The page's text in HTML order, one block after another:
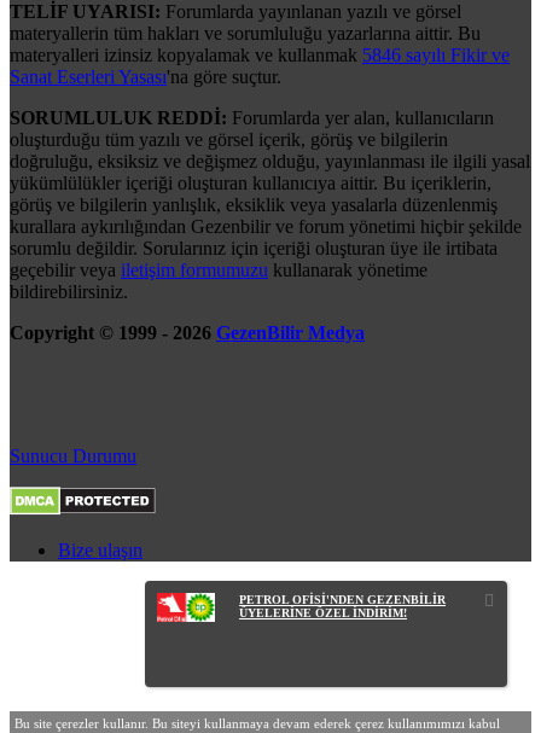
TELİF UYARISI: Forumlarda yayınlanan yazılı ve görsel
materyallerin tüm hakları ve sorumluluğu yazarlarına aittir. Bu
materyalleri izinsiz kopyalamak ve kullanmak 5846 sayılı Fikir ve
Sanat Eserleri Yasası'na göre suçtur.
SORUMLULUK REDDİ: Forumlarda yer alan, kullanıcıların
oluşturduğu tüm yazılı ve görsel içerik, görüş ve bilgilerin
doğruluğu, eksiksiz ve değişmez olduğu, yayınlanması ile ilgili yasal
yükümlülükler içeriği oluşturan kullanıcıya aittir. Bu içeriklerin,
görüş ve bilgilerin yanlışlık, eksiklik veya yasalarla düzenlenmiş
kurallara aykırılığından Gezenbilir ve forum yönetimi hiçbir şekilde
sorumlu değildir. Sorularınız için içeriği oluşturan üye ile irtibata
geçebilir veya iletişim formumuzu kullanarak yönetime
bildirebilirsiniz.
Copyright © 1999 - 2026 GezenBilir Medya
Sunucu Durumu
Bize ulaşın
PETROL OFİSİ'NDEN GEZENBİLİR
ÜYELERİNE ÖZEL İNDİRİM!
Bu site çerezler kullanır. Bu siteyi kullanmaya devam ederek çerez kullanımımızı kabul